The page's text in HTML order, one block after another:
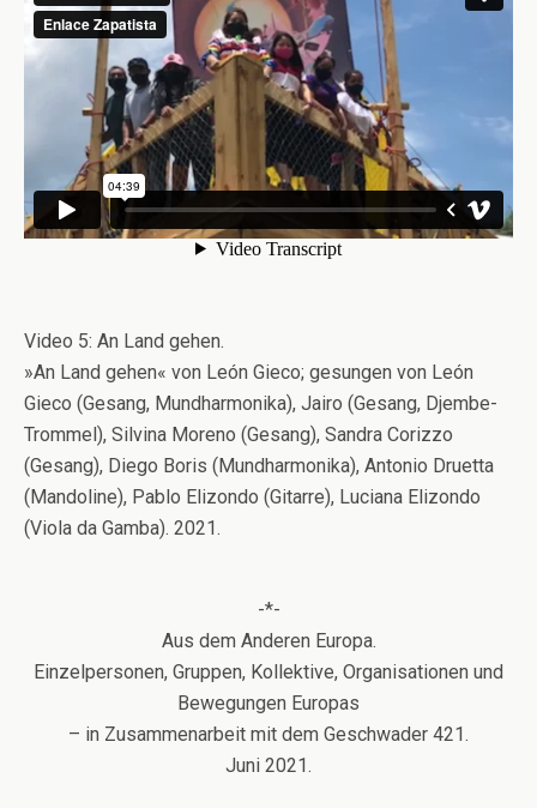
Video 5: An Land gehen.
»An Land gehen« von León Gieco; gesungen von León
Gieco (Gesang, Mundharmonika), Jairo (Gesang, Djembe-
Trommel), Silvina Moreno (Gesang), Sandra Corizzo
(Gesang), Diego Boris (Mundharmonika), Antonio Druetta
(Mandoline), Pablo Elizondo (Gitarre), Luciana Elizondo
(Viola da Gamba). 2021.
-*-
Aus dem Anderen Europa.
Einzelpersonen, Gruppen, Kollektive, Organisationen und
Bewegungen Europas
– in Zusammenarbeit mit dem Geschwader 421.
Juni 2021.